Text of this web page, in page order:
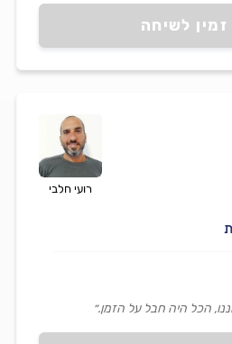
זמין לשיחה
רועי חלבי
הכל היה חבל על הזמן.״